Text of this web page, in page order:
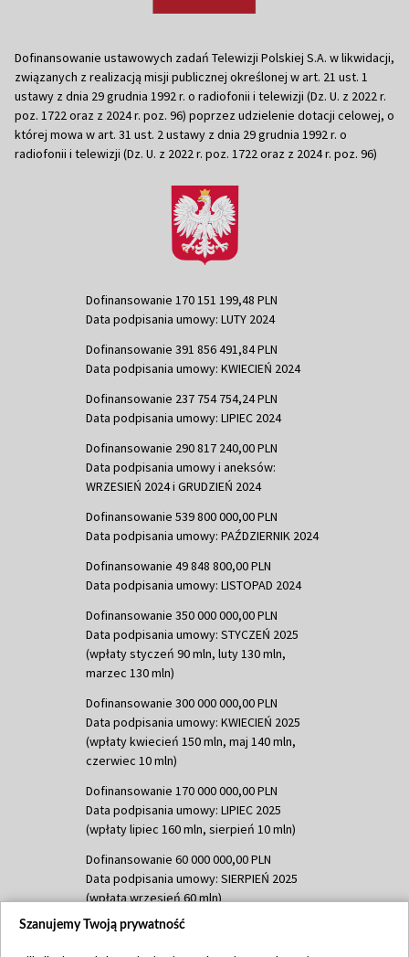
Dofinansowanie ustawowych zadań Telewizji Polskiej S.A. w likwidacji,
związanych z realizacją misji publicznej określonej w art. 21 ust. 1
ustawy z dnia 29 grudnia 1992 r. o radiofonii i telewizji (Dz. U. z 2022 r.
poz. 1722 oraz z 2024 r. poz. 96) poprzez udzielenie dotacji celowej, o
której mowa w art. 31 ust. 2 ustawy z dnia 29 grudnia 1992 r. o
radiofonii i telewizji (Dz. U. z 2022 r. poz. 1722 oraz z 2024 r. poz. 96)
Dofinansowanie 170 151 199,48 PLN
Data podpisania umowy: LUTY 2024
Dofinansowanie 391 856 491,84 PLN
Data podpisania umowy: KWIECIEŃ 2024
Dofinansowanie 237 754 754,24 PLN
Data podpisania umowy: LIPIEC 2024
Dofinansowanie 290 817 240,00 PLN
Data podpisania umowy i aneksów:
WRZESIEŃ 2024 i GRUDZIEŃ 2024
Dofinansowanie 539 800 000,00 PLN
Data podpisania umowy: PAŹDZIERNIK 2024
Dofinansowanie 49 848 800,00 PLN
Data podpisania umowy: LISTOPAD 2024
Dofinansowanie 350 000 000,00 PLN
Data podpisania umowy: STYCZEŃ 2025
(wpłaty styczeń 90 mln, luty 130 mln,
marzec 130 mln)
Dofinansowanie 300 000 000,00 PLN
Data podpisania umowy: KWIECIEŃ 2025
(wpłaty kwiecień 150 mln, maj 140 mln,
czerwiec 10 mln)
Dofinansowanie 170 000 000,00 PLN
Data podpisania umowy: LIPIEC 2025
(wpłaty lipiec 160 mln, sierpień 10 mln)
Dofinansowanie 60 000 000,00 PLN
Data podpisania umowy: SIERPIEŃ 2025
(wpłata wrzesień 60 mln)
Dofinansowanie 635 783 051,21 PLN
Szanujemy Twoją prywatność